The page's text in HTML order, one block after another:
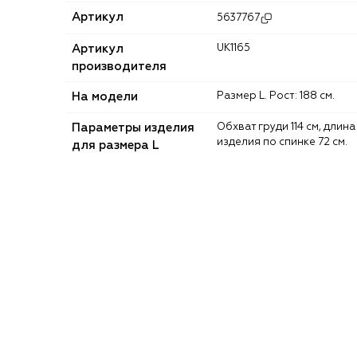
Артикул 5637767
Артикул
производителя
UK1165
На модели Размер L. Рост: 188 см.
Параметры изделия
для размера L
Обхват груди 114 см, длина
изделия по спинке 72 см.